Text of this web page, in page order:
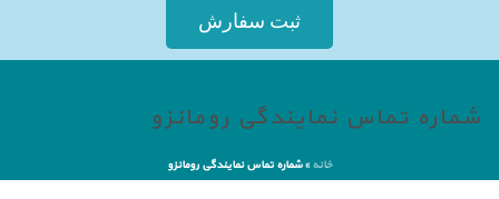
ثبت سفارش
شماره تماس نمایندگی رومانزو
خانه »شماره تماس نمایندگی رومانزو